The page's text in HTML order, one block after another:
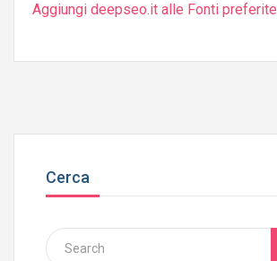
Aggiungi deepseo.it alle Fonti preferite
Cerca